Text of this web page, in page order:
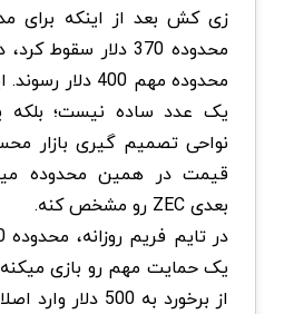
زی کش بعد از اینکه برای
محدوده 370 دلار
محدوده مهم 400
یک عدد ساده نیست؛ بلکه
نواحی تصمیم گیری بازار
قیمت در همین محدوده
بعدی ZEC رو مشخص کنه.
یک حمایت مهم رو بازی
از برخورد به 500